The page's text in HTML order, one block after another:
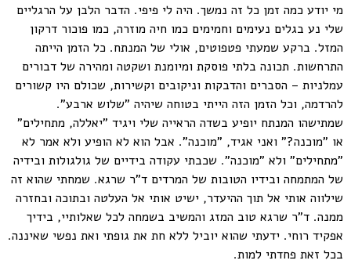
מי יודע כמה זמן כל זה נמשך. היה לי פיפי. הדבר הלבן על הרגליים
שלי נע בגלים נעימים וחמימים כמו חיה מוזרה, כמו פוכור דרקון
המזל. ברקע שמעתי פטפוטים, אולי של המנתח. כל הזמן הייתה
התרחשות. תכונה בלתי פוסקת ומיומנת ושקטה ומהירה של דבורים
עמלניות – הסברים והדבקות וניקובים וקשירות, שכולם היו קשורים
להרדמה, וכל הזמן הזה הייתי בטוחה שיהיה "שלוש ארבע".
שמתישהו המנתח יופיע בשדה הראייה שלי ויגיד "יאללה, מתחילים"
או "מוכנה?" ואני אגיד, "מוכנה". אבל הוא לא הופיע ולא אמר לא
"מתחילים" ולא "מוכנה". שכבתי עקודה בידיים של גולגולות ובידיה
של המתמחה ובידיו הטובות של המרדים ד"ר שרגא. שמחתי שהוא זה
שילווה אותי אל תוך ההיעדר, ישיט אותי אל העלטה ובתוכה ובחזרה
ממנה. ד"ר שרגא טוב המזג והמשיב בשמחה לכל שאלותיי, בידיך
אפקיד רוחי. ידעתי שהוא יוביל ללא חת את גופתי ואת נפשי שאיננה.
בכל זאת פחדתי למות.